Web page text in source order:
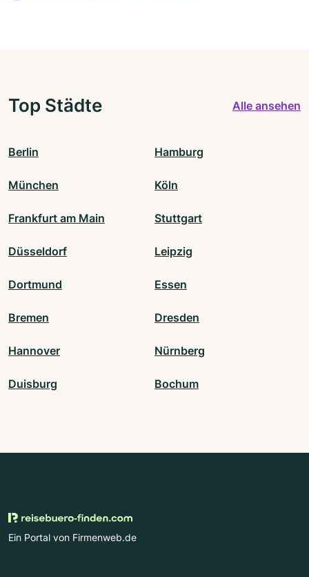
Top Städte Alle ansehen
Berlin Hamburg
München Köln
Frankfurt am Main Stuttgart
Düsseldorf Leipzig
Dortmund Essen
Bremen Dresden
Hannover Nürnberg
Duisburg Bochum
Ein Portal von Firmenweb.de